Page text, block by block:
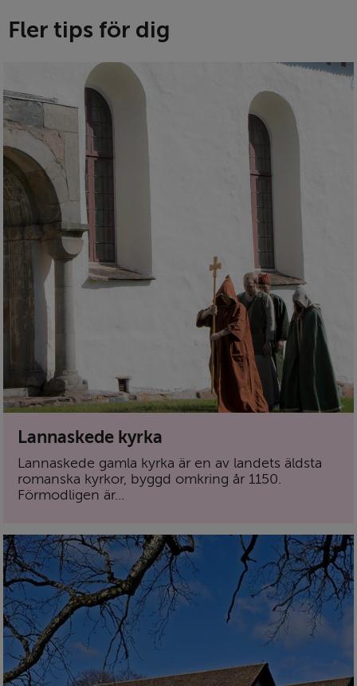
Fler tips för dig
Lannaskede kyrka
Lannaskede gamla kyrka är en av landets äldsta
romanska kyrkor, byggd omkring år 1150.
Förmodligen är...